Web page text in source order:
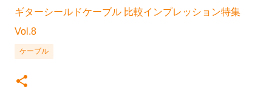
ギターシールドケーブル 比較インプレッション特集
Vol.8
ケーブル